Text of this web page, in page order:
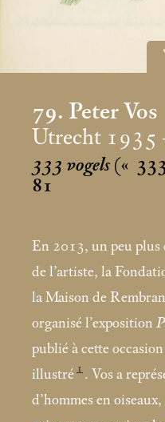
79. Peter Vos
Utrecht 1935
333 vogels («
81
En 2013, un peu plus
de l’artiste, la
la Maison de
organisé l’exposition
publié à cette
illustré 1 . Vos a
d’hommes en